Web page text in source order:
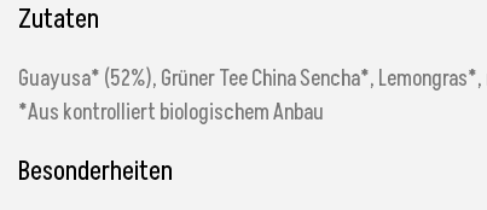
Zutaten
Guayusa* (52%), Grüner Tee China Sencha*,
*Aus kontrolliert biologischem Anbau
Besonderheiten